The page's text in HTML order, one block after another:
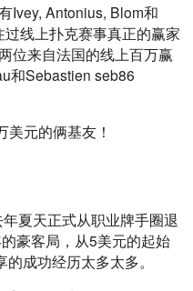
Ivey, Antonius, Blom和
线上扑克赛事真正的赢家
位来自法国的线上百万赢
Sebastien seb86
夏天正式从职业牌手圈退
豪客局，从5美元的起始
成功经历太多太多。